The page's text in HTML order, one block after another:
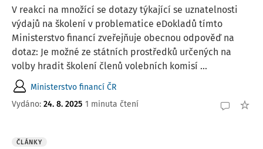
V reakci na množící se dotazy týkající se uznatelnosti
výdajů na školení v problematice eDokladů tímto
Ministerstvo financí zveřejňuje obecnou odpověď na
dotaz: Je možné ze státních prostředků určených na
volby hradit školení členů volebních komisí ...
Ministerstvo financí ČR
Vydáno: 24. 8. 2025 1 minuta čtení
ČLÁNKY